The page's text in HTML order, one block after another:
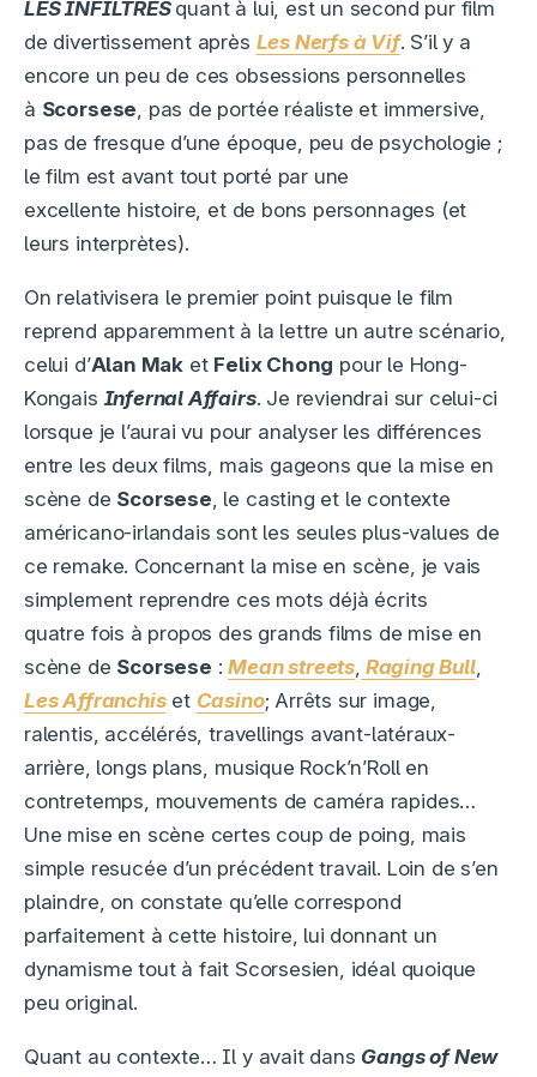
LES INFILTRÉS quant à lui, est un second pur film
de divertissement après Les Nerfs à Vif. S’il y a
encore un peu de ces obsessions personnelles
à Scorsese, pas de portée réaliste et immersive,
pas de fresque d’une époque, peu de psychologie ;
le film est avant tout porté par une
excellente histoire, et de bons personnages (et
leurs interprètes).
On relativisera le premier point puisque le film
reprend apparemment à la lettre un autre scénario,
celui d’Alan Mak et Felix Chong pour le Hong-
Kongais Infernal Affairs. Je reviendrai sur celui-ci
lorsque je l’aurai vu pour analyser les différences
entre les deux films, mais gageons que la mise en
scène de Scorsese, le casting et le contexte
américano-irlandais sont les seules plus-values de
ce remake. Concernant la mise en scène, je vais
simplement reprendre ces mots déjà écrits
quatre fois à propos des grands films de mise en
scène de Scorsese :Mean streets, Raging Bull,
Les Affranchiset Casino; Arrêts sur image,
ralentis, accélérés, travellings avant-latéraux-
arrière, longs plans, musique Rock’n’Roll en
contretemps, mouvements de caméra rapides…
Une mise en scène certes coup de poing, mais
simple resucée d’un précédent travail. Loin de s’en
plaindre, on constate qu’elle correspond
parfaitement à cette histoire, lui donnant un
dynamisme tout à fait Scorsesien, idéal quoique
peu original.
Quant au contexte… Il y avait dans Gangs of New